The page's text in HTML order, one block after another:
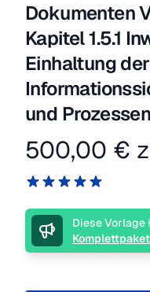
Dokumenten
Kapitel 1.5.1
Einhaltung der
und
Produktinformation
500,00 €
Reviews
5 von 5 Sternen
BeschreibungDiese Vorlage